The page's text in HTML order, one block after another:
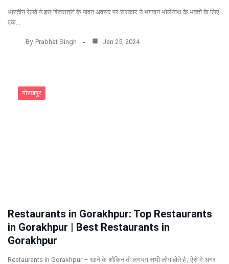
भारतीय रेलवे ने इस शिवरात्री के पावन अवसर पर सरकार ने भगवान भोलेनाथ के भक्तो के लिए
एक…
By Prabhat Singh Jan 25, 2024
गोरखपुर
Restaurants in Gorakhpur: Top Restaurants
in Gorakhpur | Best Restaurants in
Gorakhpur
Restaurants in Gorakhpur – खाने के शौकिन तो लगभग सभी लोग होते है , ऐसे मे अगर